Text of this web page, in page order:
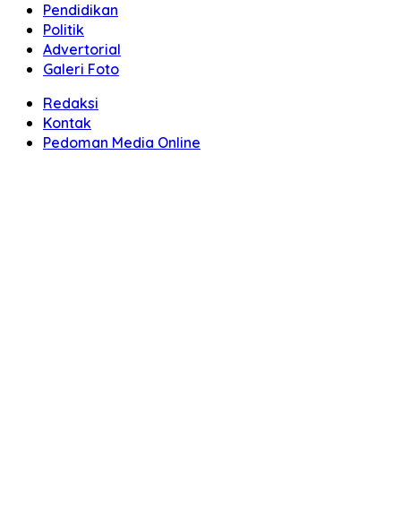
Pendidikan
Politik
Advertorial
Galeri Foto
Redaksi
Kontak
Pedoman Media Online